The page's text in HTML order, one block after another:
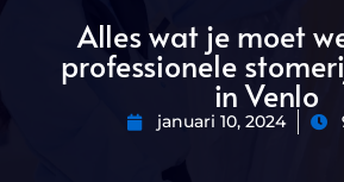
Alles wat je moet
professionele
in Venlo
januari 10, 2024